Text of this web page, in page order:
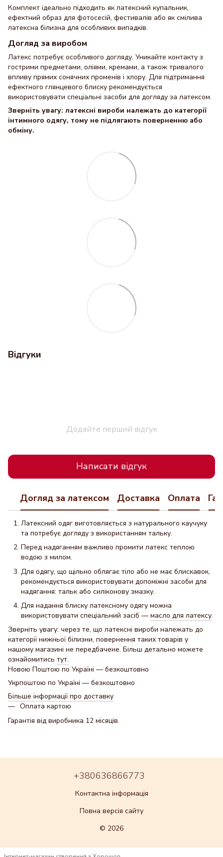
Комплект ідеально підходить як латексний купальник,
ефектний образ для фотосесій, фестивалів або як смілива
латексна білизна для особливих випадків.
Догляд за виробом
Латекс потребує особливого догляду. Уникайте контакту з
гострими предметами, оліями, кремами, а також тривалого
впливу прямих сонячних променів і хлору. Для підтримання
ефектного глянцевого блиску рекомендується
використовувати спеціальні засоби для догляду за латексом.
Зверніть увагу: латексні вироби належать до категорії
інтимного одягу, тому не підлягають поверненню або
обміну.
Відгуки
Додайте перший відгук
Написати відгук
Догляд за латексом Доставка Оплата
Латексний одяг виготовляється з натурального каучуку
та потребує догляду з використанням тальку.
Перед надяганням важливо промити латекс теплою
водою з милом.
Для одягу, що щільно облягає тіло або не має блискавок,
рекомендується використовувати допоміжні засоби для
надягання: тальк або силіконову змазку.
Для надання блиску латексному одягу можна
використовувати спеціальний засіб — масло для латексу.
Зверніть увагу: через те, що латексні вироби належать до
категорії нижньої білизни, повернення таких товарів у
нашому магазині не передбачене. Більш детально можете
ознайомитись тут.
Новою Поштою по Україні — безкоштовно
Укрпоштою по Україні — безкоштовно
Більше інформації про доставку
Оплата картою
Гарантія від виробника 12 місяців.
+380636866773
Контактна інформація
Повна версія сайту
© 2026